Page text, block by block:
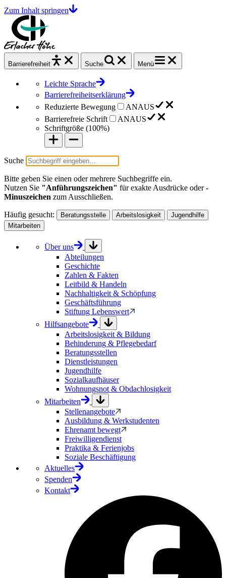
Zum Inhalt springen
Barrierefrei heit Suche Menü
Leichte Sprache
Barrierefreiheitserklärung
Reduzierte Bewegung
ANAUS
Barrierefreie Schrift
ANAUS
Schriftgröße (100%)
Suche
Bitte geben Sie einen oder mehrere Suchbegriffe ein.
Nutzen Sie "Anführungszeichen" für exakte Ausdrücke oder-
Minuszeichen zum Ausschließen.
Häufig gesucht: Beratungsstelle Arbeitslosigkeit
Jugendhilfe
Mitarbeiten
Über uns
Abteilungen
Geschichte
Zahlen & Fakten
Leitbild & Handeln
Nachhaltigkeit & Schöpfung
Geschäftsführung
Stiftung Lebenswert
Hilfsangebote
Arbeitslosigkeit & Bildung
Behinderung & Pflegebedarf
Beratungsstellen
Dienstleistungen
Jugendhilfe
Sozialkaufhäuser
Wohnungsnot & Obdachlosigkeit
Mitarbeiten
Stellenangebote
Ausbildung & Werkstudenten
Ehrenamt bewegt
Freiwilligendienst
Praktika & Ferienjobs
Soziale Beschäftigung
Aktuelles
Spenden
Kontakt